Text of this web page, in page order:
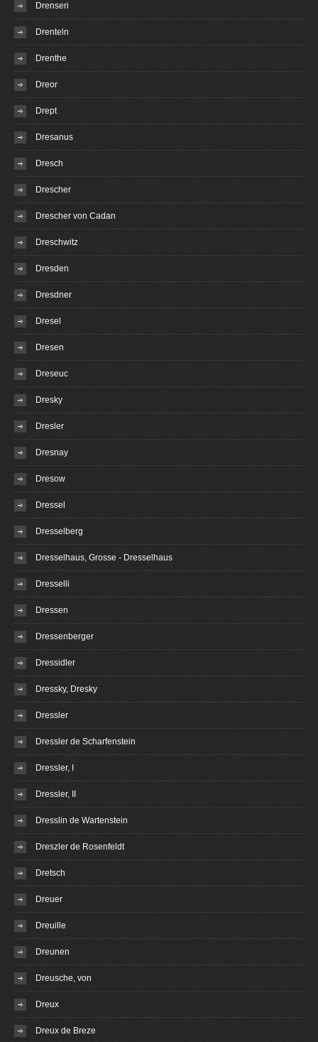
Drenseri
Drenteln
Drenthe
Dreor
Drept
Dresanus
Dresch
Drescher
Drescher von Cadan
Dreschwitz
Dresden
Dresdner
Dresel
Dresen
Dreseuc
Dresky
Dresler
Dresnay
Dresow
Dressel
Dresselberg
Dresselhaus, Grosse - Dresselhaus
Dresselli
Dressen
Dressenberger
Dressidler
Dressky, Dresky
Dressler
Dressler de Scharfenstein
Dressler, I
Dressler, II
Dresslin de Wartenstein
Dreszler de Rosenfeldt
Dretsch
Dreuer
Dreuille
Dreunen
Dreusche, von
Dreux
Dreux de Breze